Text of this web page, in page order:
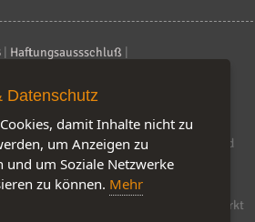
Haftungsaussschluß
Produktbezeichnungen, Namen und
der jeweiligen Firmen. Unser Portal
dir wir Geld erhalten.
Software by IQ-Markt
Datenschutz
damit Inhalte nicht zu
um Anzeigen zu
und um Soziale Netzwerke
zu können. Mehr